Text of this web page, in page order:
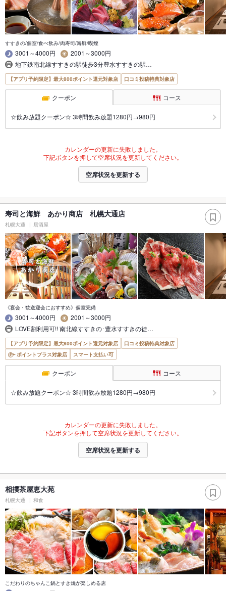
すすきの/個室/食べ飲み/肉寿司/海鮮/喫煙
3001～4000円
2001～3000円
地下鉄南北線すすきの駅徒歩3分豊水すすきの駅…
【アプリ予約限定】最大800ポイント還元対象店 口コミ投稿特典対象店
クーポン コース
☆飲み放題クーポン☆ 3時間飲み放題1280円→980円
カレンダーの更新に失敗しました。
下記ボタンを押して空席状況を更新してください。
空席状況を更新する
寿司と海鮮 あかり商店 札幌大通店
札幌大通 居酒屋
《宴会・歓送迎会におすすめ》個室完備
3001～4000円
2001～3000円
LOVE割利用可!! 南北線すすきの･豊水すすきの徒…
【アプリ予約限定】最大800ポイント還元対象店
口コミ投稿特典対象店
ポイントプラス対象店
スマート支払い可
クーポン コース
☆飲み放題クーポン☆ 3時間飲み放題1280円→980円
カレンダーの更新に失敗しました。
下記ボタンを押して空席状況を更新してください。
空席状況を更新する
相撲茶屋恵大苑
札幌大通 和食
こだわりのちゃんこ鍋とすき焼が楽しめる店